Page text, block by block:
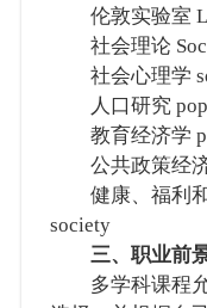
伦敦实验室
社会理论
社会心理学
人口研究
教育经济学
公共政策经济
健康、福利和
society
三、职业前
多学科课程允